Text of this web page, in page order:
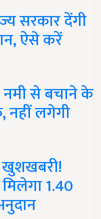
सरकार देंगी
ऐसे करें
से बचाने के
नहीं लगेगी
खुशखबरी!
मिलेगा 1.40